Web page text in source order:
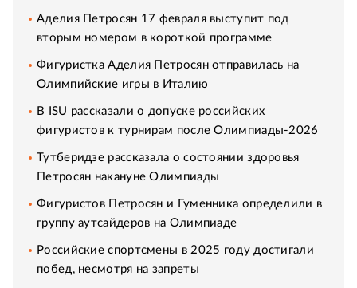
Аделия Петросян 17 февраля выступит под
вторым номером в короткой программе
Фигуристка Аделия Петросян отправилась на
Олимпийские игры в Италию
В ISU рассказали о допуске российских
фигуристов к турнирам после Олимпиады-2026
Тутберидзе рассказала о состоянии здоровья
Петросян накануне Олимпиады
Фигуристов Петросян и Гуменника определили в
группу аутсайдеров на Олимпиаде
Российские спортсмены в 2025 году достигали
побед, несмотря на запреты